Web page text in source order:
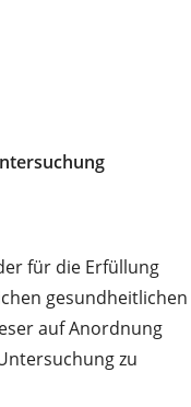
für die Erfüllung
gesundheitlichen
auf Anordnung
zu